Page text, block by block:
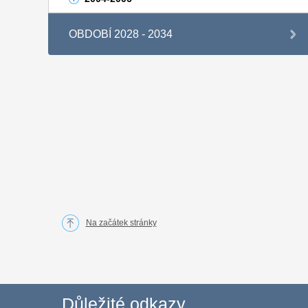
OBDOBÍ 2028 - 2034
Na začátek stránky
Důležité odkazy